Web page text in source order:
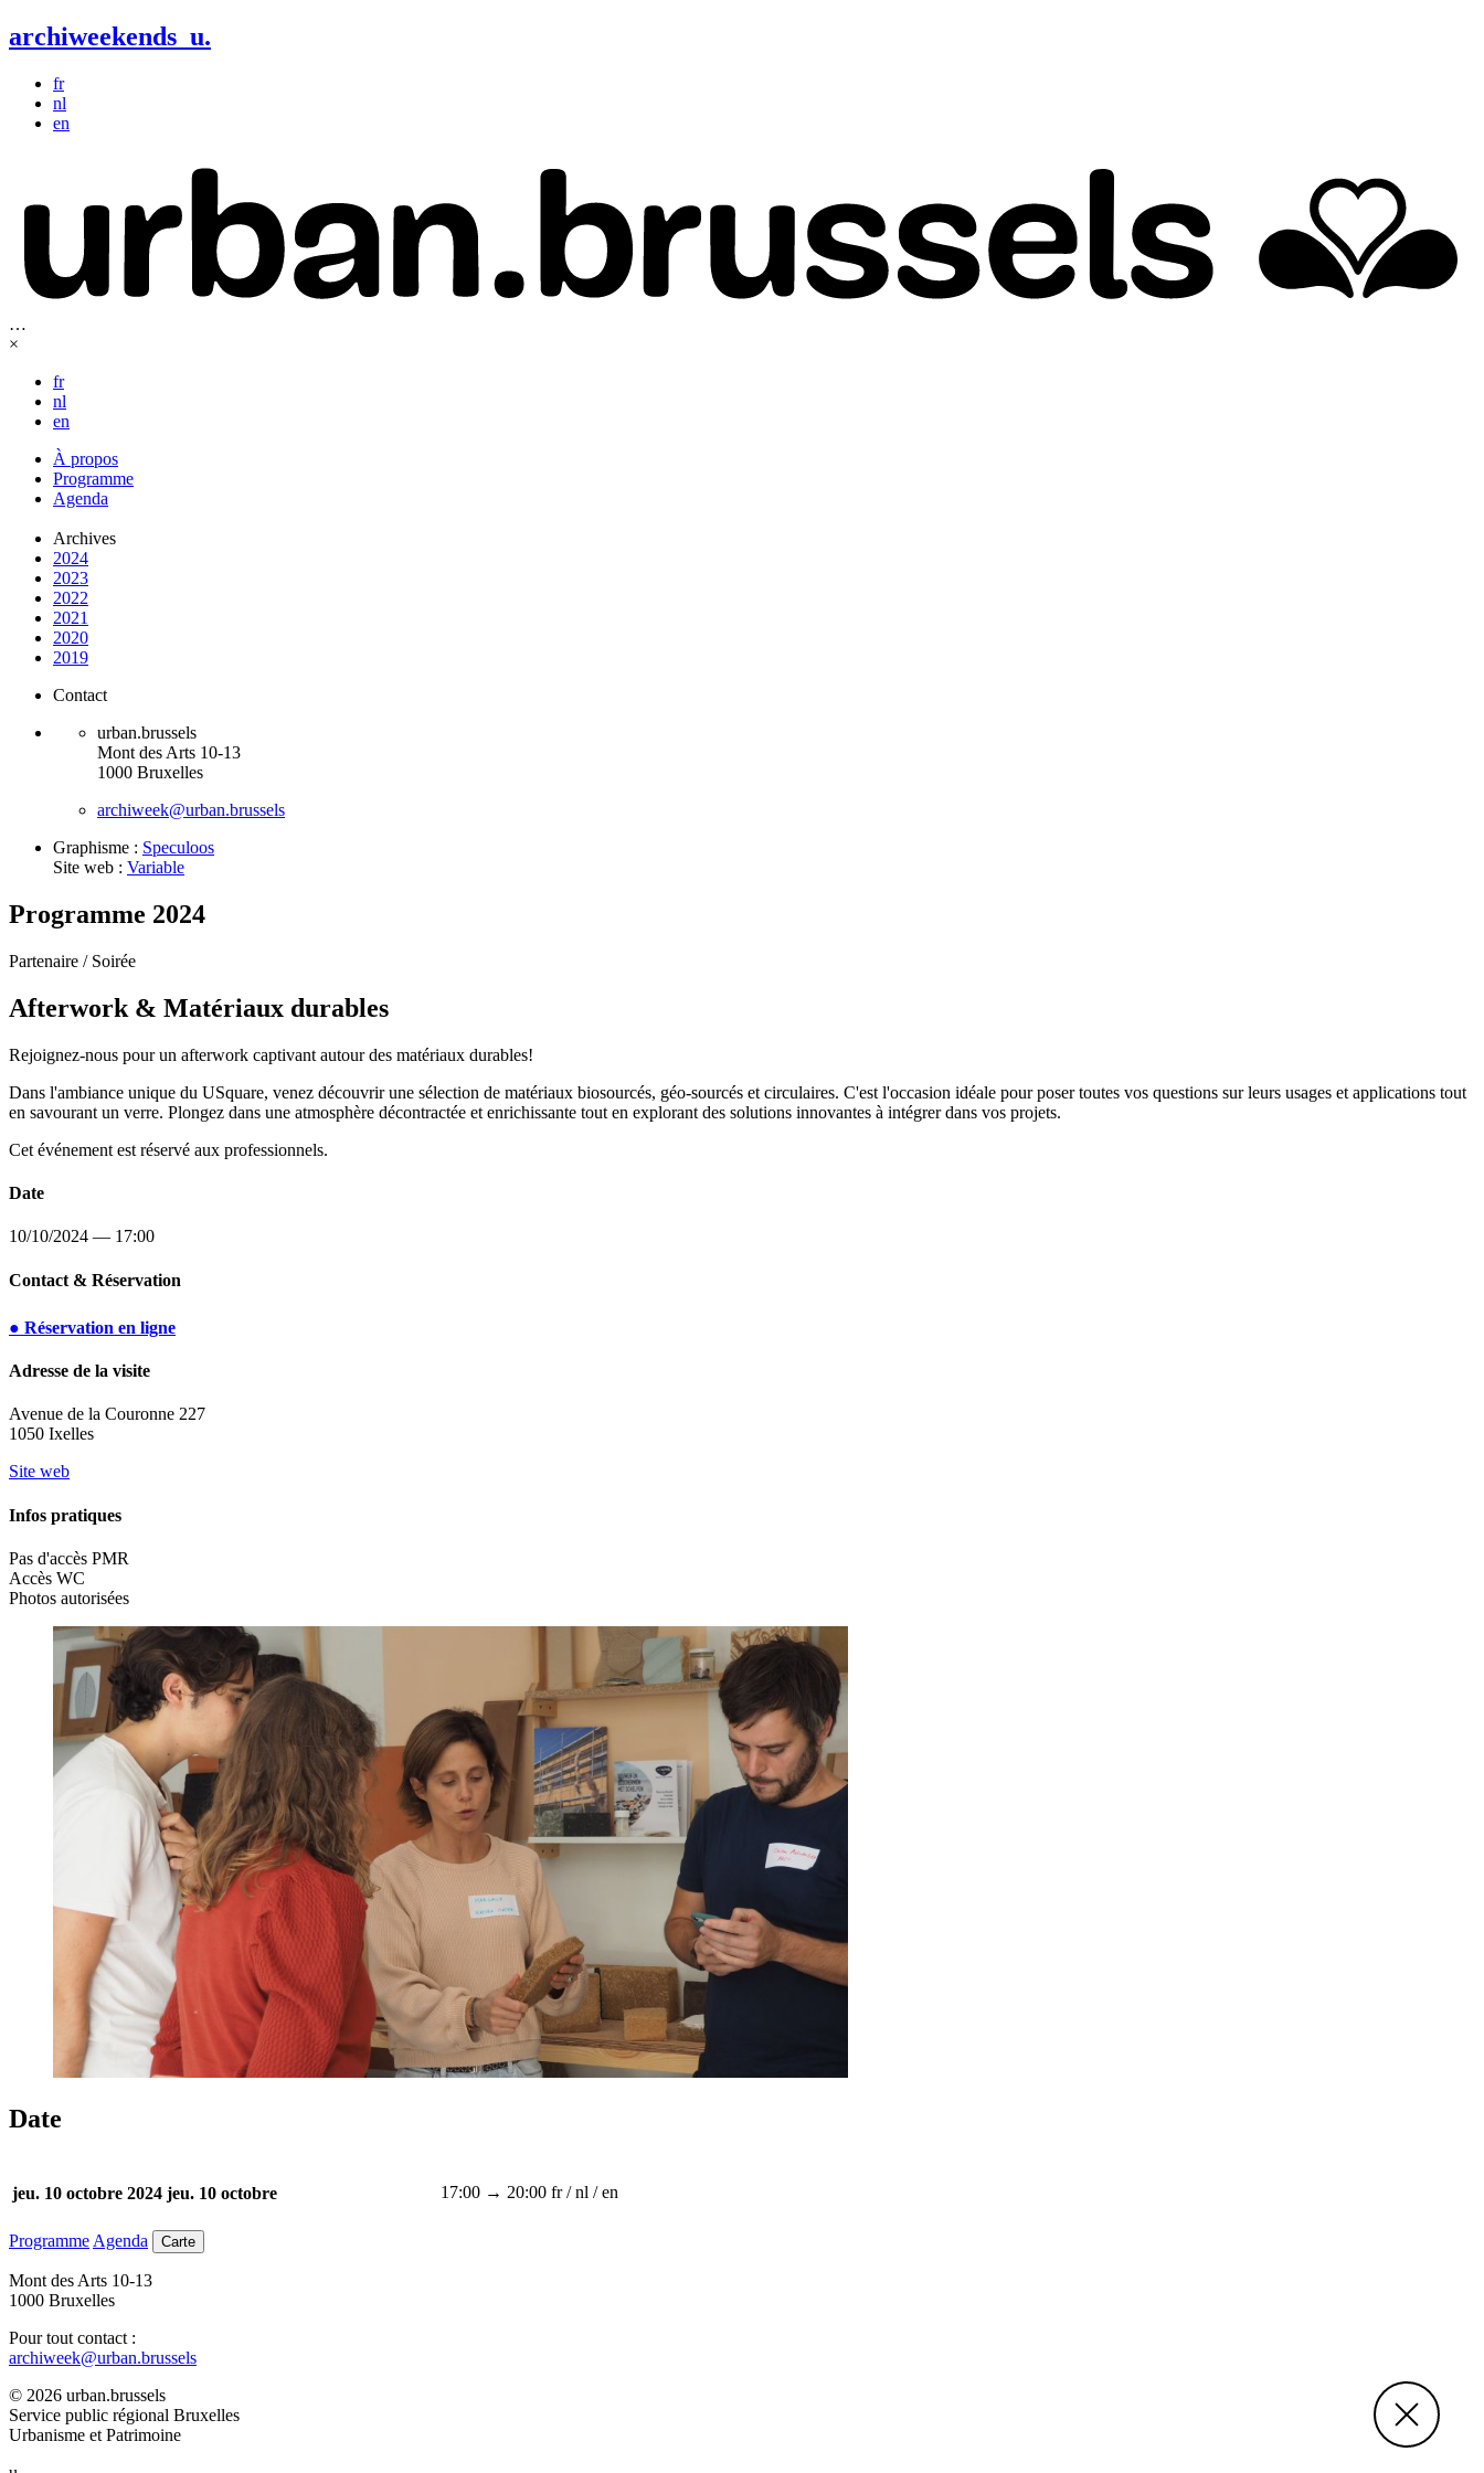
archiweekends u.
fr
nl
en
…
×
fr
nl
en
À propos
Programme
Agenda
Archives
2024
2023
2022
2021
2020
2019
Contact
urban.brussels
Mont des Arts 10-13
1000 Bruxelles
archiweek@urban.brussels
Graphisme : Speculoos
Site web : Variable
Programme 2024
Partenaire / Soirée
Afterwork & Matériaux durables
Rejoignez-nous pour un afterwork captivant autour des matériaux durables!
Dans l'ambiance unique du USquare, venez découvrir une sélection de matériaux biosourcés, géo-sourcés et circulaires. C'est l'occasion idéale pour poser toutes vos questions sur leurs usages et applications tout
en savourant un verre. Plongez dans une atmosphère décontractée et enrichissante tout en explorant des solutions innovantes à intégrer dans vos projets.
Cet événement est réservé aux professionnels.
Date
10/10/2024 — 17:00
Contact & Réservation
● Réservation en ligne
Adresse de la visite
Avenue de la Couronne 227
1050 Ixelles
Site web
Infos pratiques
Pas d'accès PMR
Accès WC
Photos autorisées
Date
jeu. 10 octobre 2024 jeu. 10 octobre 17:00 → 20:00 fr / nl / en
Programme Agenda Carte
Mont des Arts 10-13
1000 Bruxelles
Pour tout contact :
archiweek@urban.brussels
© 2026 urban.brussels
Service public régional Bruxelles
Urbanisme et Patrimoine